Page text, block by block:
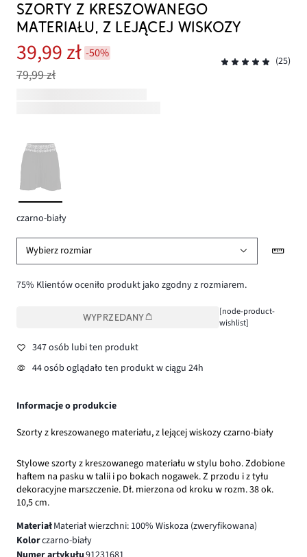
SZORTY Z KRESZOWANEGO
MATERIAŁU, Z LEJĄCEJ WISKOZY
39,99 zł -50%
79,99 zł
(25)
czarno-biały
Wybierz rozmiar
75% Klientów oceniło produkt jako zgodny z rozmiarem.
WYPRZEDANY
[node-product-
wishlist]
347 osób lubi ten produkt
44 osób oglądało ten produkt w ciągu 24h
Informacje o produkcie
Szorty z kreszowanego materiału, z lejącej wiskozy czarno-biały
Stylowe szorty z kreszowanego materiału w stylu boho. Zdobione
haftem na pasku w talii i po bokach nogawek. Z przodu i z tyłu
dekoracyjne marszczenie. Dł. mierzona od kroku w rozm. 38 ok.
10,5 cm.
MateriałMateriał wierzchni: 100% Wiskoza (zweryfikowana)
Kolorczarno-biały